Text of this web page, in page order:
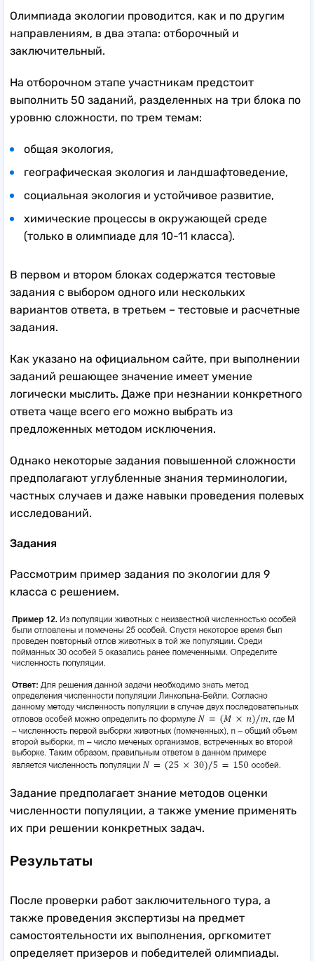
Олимпиада экологии проводится, как и по другим
направлениям, в два этапа: отборочный и
заключительный.
На отборочном этапе участникам предстоит
выполнить 50 заданий, разделенных на три блока по
уровню сложности, по трем темам:
общая экология,
географическая экология и ландшафтоведение,
социальная экология и устойчивое развитие,
химические процессы в окружающей среде
(только в олимпиаде для 10-11 класса).
В первом и втором блоках содержатся тестовые
задания с выбором одного или нескольких
вариантов ответа, в третьем – тестовые и расчетные
задания.
Как указано на официальном сайте, при выполнении
заданий решающее значение имеет умение
логически мыслить. Даже при незнании конкретного
ответа чаще всего его можно выбрать из
предложенных методом исключения.
Однако некоторые задания повышенной сложности
предполагают углубленные знания терминологии,
частных случаев и даже навыки проведения полевых
исследований.
Задания
Рассмотрим пример задания по экологии для 9
класса с решением.
Задание предполагает знание методов оценки
численности популяции, а также умение применять
их при решении конкретных задач.
Результаты
После проверки работ заключительного тура, а
также проведения экспертизы на предмет
самостоятельности их выполнения, оргкомитет
определяет призеров и победителей олимпиады.